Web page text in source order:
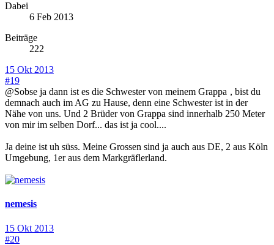
Dabei
6 Feb 2013
Beiträge
222
15 Okt 2013
#19
@Sobse ja dann ist es die Schwester von meinem Grappa , bist du
demnach auch im AG zu Hause, denn eine Schwester ist in der
Nähe von uns. Und 2 Brüder von Grappa sind innerhalb 250 Meter
von mir im selben Dorf... das ist ja cool....
Ja deine ist uh süss. Meine Grossen sind ja auch aus DE, 2 aus Köln
Umgebung, 1er aus dem Markgräflerland.
nemesis
15 Okt 2013
#20